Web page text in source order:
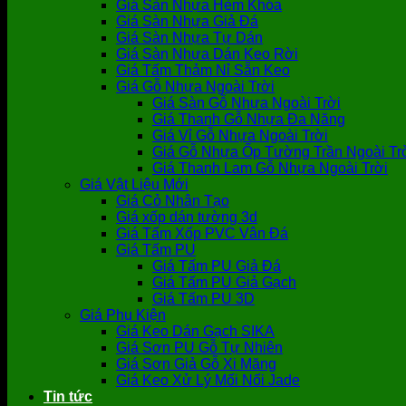
Giá Sàn Nhựa Hèm Khóa
Giá Sàn Nhựa Giả Đá
Giá Sàn Nhựa Tự Dán
Giá Sàn Nhựa Dán Keo Rời
Giá Tấm Thảm Nỉ Sẵn Keo
Giá Gỗ Nhựa Ngoài Trời
Giá Sàn Gỗ Nhựa Ngoài Trời
Giá Thanh Gỗ Nhựa Đa Năng
Giá Vỉ Gỗ Nhựa Ngoài Trời
Giá Gỗ Nhựa Ốp Tường Trần Ngoài
Giá Thanh Lam Gỗ Nhựa Ngoài Trời
Giá Vật Liệu Mới
Giá Cỏ Nhân Tạo
Giá xốp dán tường 3d
Giá Tấm Xốp PVC Vân Đá
Giá Tấm PU
Giá Tấm PU Giả Đá
Giá Tấm PU Giả Gạch
Giá Tấm PU 3D
Giá Phụ Kiện
Giá Keo Dán Gạch SIKA
Giá Sơn PU Gỗ Tự Nhiên
Giá Sơn Giả Gỗ Xi Măng
Giá Keo Xử Lý Mối Nối Jade
Tin tức